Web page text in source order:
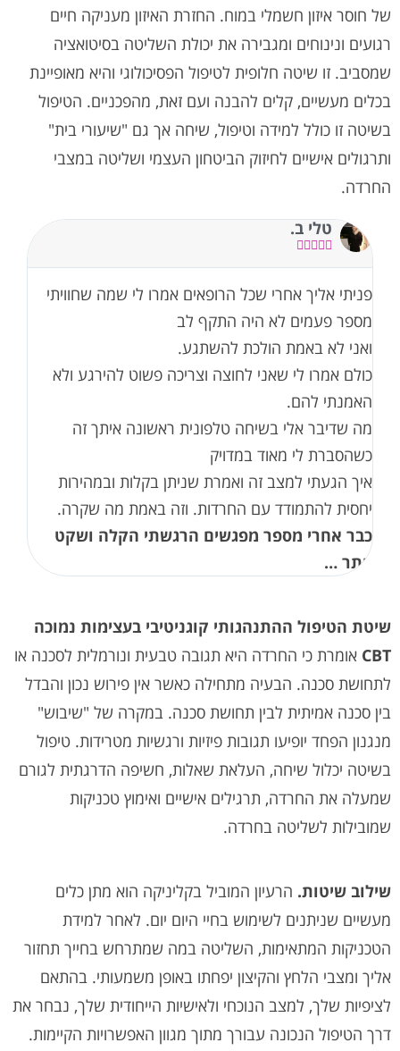
של חוסר איזון חשמלי במוח. החזרת האיזון מעניקה חיים
רגועים ונינוחים ומגבירה את יכולת השליטה בסיטואציה
שמסביב. זו שיטה חלופית לטיפול הפסיכולוגי והיא מאופיינת
בכלים מעשיים, קלים להבנה ועם זאת, מהפכניים. הטיפול
בשיטה זו כולל למידה וטיפול, שיחה אך גם "שיעורי בית"
ותרגולים אישיים לחיזוק הביטחון העצמי ושליטה במצבי
החרדה.
טלי ב.





פניתי אליך אחרי שכל הרופאים אמרו לי שמה שחוויתי
מספר פעמים לא היה התקף לב
ואני לא באמת הולכת להשתגע.
כולם אמרו לי שאני לחוצה וצריכה פשוט להירגע ולא
האמנתי להם.
מה שדיבר אלי בשיחה טלפונית ראשונה איתך זה
כשהסברת לי מאוד במדויק
איך הגעתי למצב זה ואמרת שניתן בקלות ובמהירות
יחסית להתמודד עם החרדות. וזה באמת מה שקרה.
כבר אחרי מספר מפגשים הרגשתי הקלה ושקט
יותר …
שיטת הטיפול ההתנהגותי קוגניטיבי בעצימות נמוכה
CBT אומרת כי החרדה היא תגובה טבעית ונורמלית לסכנה או
לתחושת סכנה. הבעיה מתחילה כאשר אין פירוש נכון והבדל
בין סכנה אמיתית לבין תחושת סכנה. במקרה של "שיבוש"
מנגנון הפחד יופיעו תגובות פיזיות ורגשיות מטרידות. טיפול
בשיטה יכלול שיחה, העלאת שאלות, חשיפה הדרגתית לגורם
שמעלה את החרדה, תרגילים אישיים ואימוץ טכניקות
שמובילות לשליטה בחרדה.
שילוב שיטות. הרעיון המוביל בקליניקה הוא מתן כלים
מעשיים שניתנים לשימוש בחיי היום יום. לאחר למידת
הטכניקות המתאימות, השליטה במה שמתרחש בחייך תחזור
אליך ומצבי הלחץ והקיצון יפחתו באופן משמעותי. בהתאם
לציפיות שלך, למצב הנוכחי ולאישיות הייחודית שלך, נבחר את
דרך הטיפול הנכונה עבורך מתוך מגוון האפשרויות הקיימות.